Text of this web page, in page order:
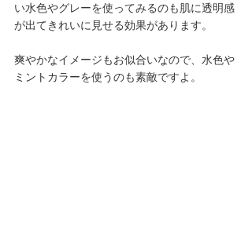
い水色やグレーを使ってみるのも肌に透明感
が出てきれいに見せる効果があります。
爽やかなイメージもお似合いなので、水色や
ミントカラーを使うのも素敵ですよ。